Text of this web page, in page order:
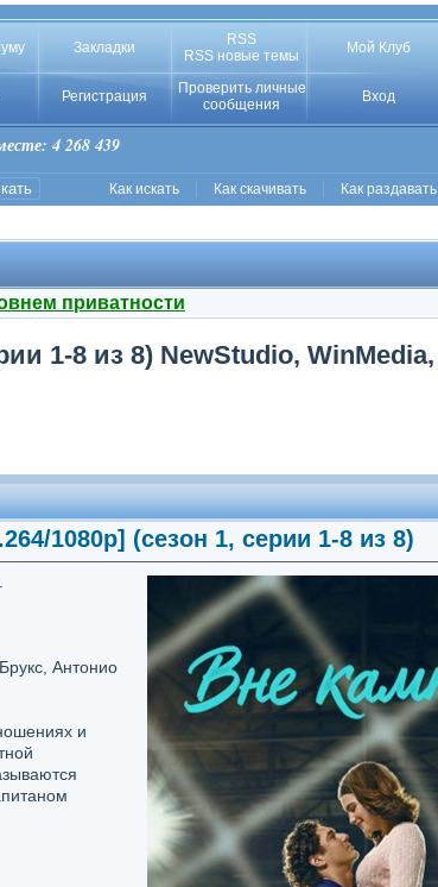
Закладки
RSS
RSS новые темы
Мой Клуб
Регистрация
Проверить личные
сообщения
Вход
4 268 439
Как искать Как скачивать Как раздавать
приватности
1-8 из 8) NewStudio, WinMedia,
1080p] (сезон 1, серии 1-8 из 8)
Антонио
и